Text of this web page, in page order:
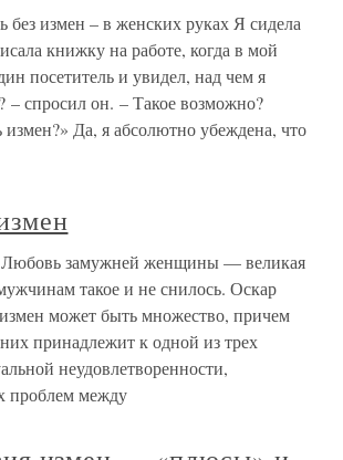
измен – в женских руках Я сидела
книжку на работе, когда в мой
посетитель и увидел, над чем я
– спросил он. – Такое возможно?
Да, я абсолютно убеждена, что
замужней женщины — великая
такое и не снилось. Оскар
может быть множество, причем
принадлежит к одной из трех
неудовлетворенности,
проблем между